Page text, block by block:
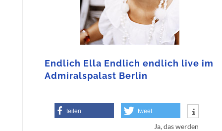
Endlich Ella Endlich endlich live im
Admiralspalast Berlin
teilen tweet
Ja, das werden